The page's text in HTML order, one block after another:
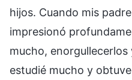
hijos. Cuando mis
impresionó
mucho,
estudié mucho y